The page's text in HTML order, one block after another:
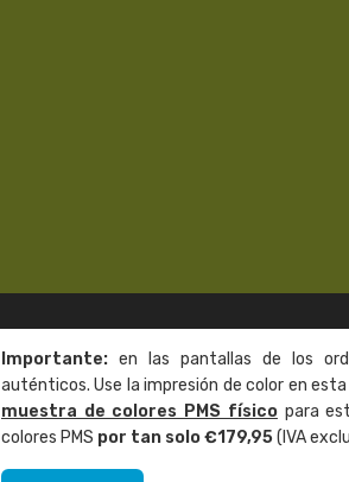
Importante: en las pantallas de los
auténticos. Use la impresión de color en
muestra de colores PMS físicopara
colores PMS por tan solo €179,95(IVA